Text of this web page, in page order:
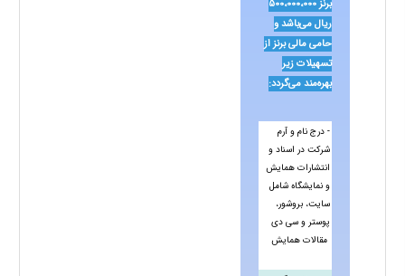
برنز 500،000،000
ریال می‌باشد و
حامی مالی برنز از
تسهیلات زیر
بهره‌مند می‌گردد:
- درج نام و آرم
شرکت در اسناد و
انتشارات همایش
و نمایشگاه شامل
سایت، بروشور،
پوستر و سی دی
مقالات همایش